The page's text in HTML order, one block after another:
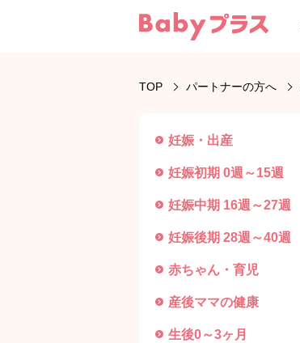
TOP パートナーの方へ
妊娠・出産
妊娠初期 0週～15週
妊娠中期 16週～27週
妊娠後期 28週～40週
赤ちゃん・育児
産後ママの健康
生後0～3ヶ月